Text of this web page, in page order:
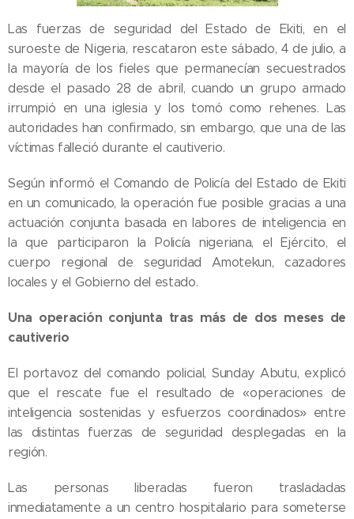
Las fuerzas de seguridad del Estado de Ekiti, en el
suroeste de Nigeria, rescataron este sábado, 4 de julio, a
la mayoría de los fieles que permanecían secuestrados
desde el pasado 28 de abril, cuando un grupo armado
irrumpió en una iglesia y los tomó como rehenes. Las
autoridades han confirmado, sin embargo, que una de las
víctimas falleció durante el cautiverio.
Según informó el Comando de Policía del Estado de Ekiti
en un comunicado, la operación fue posible gracias a una
actuación conjunta basada en labores de inteligencia en
la que participaron la Policía nigeriana, el Ejército, el
cuerpo regional de seguridad Amotekun, cazadores
locales y el Gobierno del estado.
Una operación conjunta tras más de dos meses de
cautiverio
El portavoz del comando policial, Sunday Abutu, explicó
que el rescate fue el resultado de «operaciones de
inteligencia sostenidas y esfuerzos coordinados» entre
las distintas fuerzas de seguridad desplegadas en la
región.
Las personas liberadas fueron trasladadas
inmediatamente a un centro hospitalario para someterse